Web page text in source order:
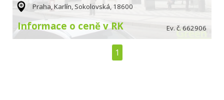
Praha, Karlín, Sokolovská, 18600
Informace o ceně v RK Ev. č. 662906
1